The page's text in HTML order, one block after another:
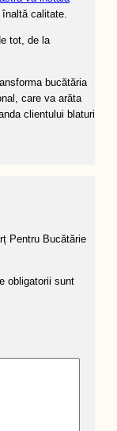
înaltă calitate.
tot, de la
bucătăria
care va arăta
clientului blaturi
Pentru Bucătărie
obligatorii sunt